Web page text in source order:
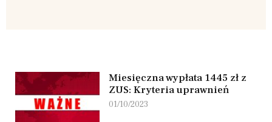
Miesięczna wypłata 1445 zł z
ZUS: Kryteria uprawnień
01/10/2023